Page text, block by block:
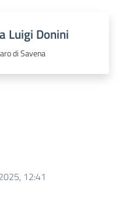
Luigi Donini
di Savena
12:41